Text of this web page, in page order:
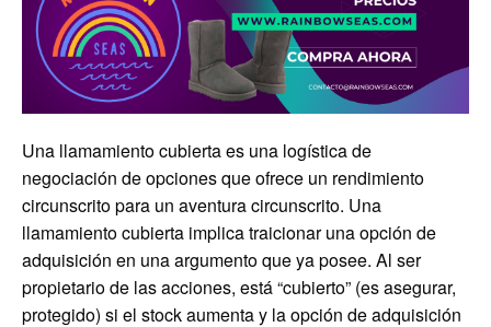
Una llamamiento cubierta es una logística de
negociación de opciones que ofrece un rendimiento
circunscrito para un aventura circunscrito. Una
llamamiento cubierta implica traicionar una opción de
adquisición en una argumento que ya posee. Al ser
propietario de las acciones, está “cubierto” (es asegurar,
protegido) si el stock aumenta y la opción de adquisición